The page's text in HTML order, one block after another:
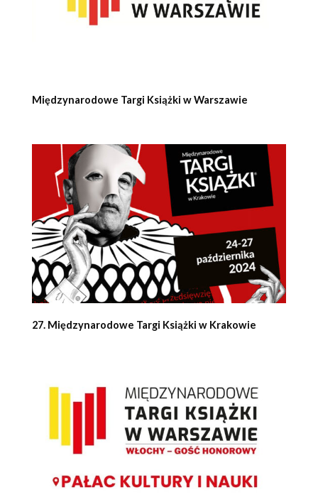
Międzynarodowe Targi Książki w Warszawie
27. Międzynarodowe Targi Książki w Krakowie